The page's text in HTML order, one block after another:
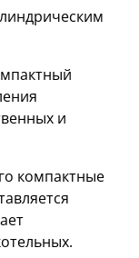
и
компактные